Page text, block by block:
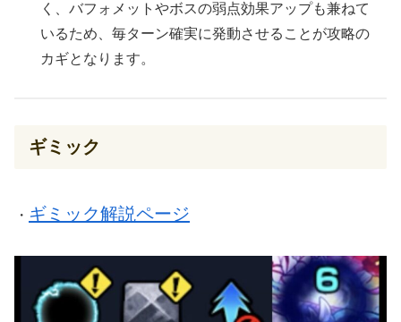
く、バフォメットやボスの弱点効果アップも兼ねて
いるため、毎ターン確実に発動させることが攻略の
カギとなります。
ギミック
・ ギミック解説ページ